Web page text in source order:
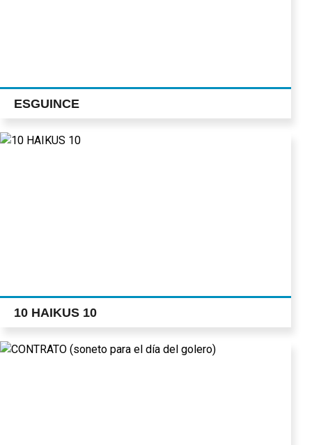
ESGUINCE
10 HAIKUS 10